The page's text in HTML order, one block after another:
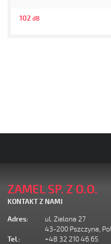
102 dB
ZAMEL SP. Z O.O.
KONTAKT Z NAMI
Adres:
ul. Zielona 27
43-200 Pszczyna,
Tel.:
+48 32 210 46 65